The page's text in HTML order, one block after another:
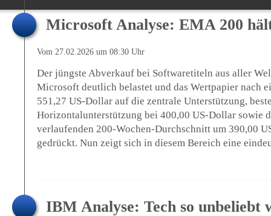
Microsoft Analyse: EMA 200
Vom 27.02.2026 um 08:30 Uhr
Der jüngste Abverkauf bei Softwaretiteln aus aller
Microsoft deutlich belastet und das Wertpapier nach
551,27 US-Dollar auf die zentrale Unterstützung,
Horizontalunterstützung bei 400,00 US-Dollar sowie
verlaufenden 200-Wochen-Durchschnitt um 390,00
gedrückt. Nun zeigt sich in diesem Bereich eine
IBM Analyse: Tech so unbeliebt